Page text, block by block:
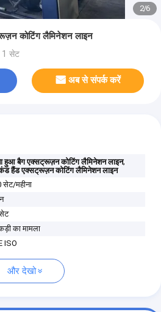
2/6
कोटिंग लैमिनेशन लाइन
1 सेट
अब से संपर्क करें
हुआ बैग एक्सट्रूज़न कोटिंग लैमिनेशन लाइन,
हैंड एक्सट्रूज़न कोटिंग लैमिनेशन लाइन
सेट/महीना
का मामला
ISO
और देखो